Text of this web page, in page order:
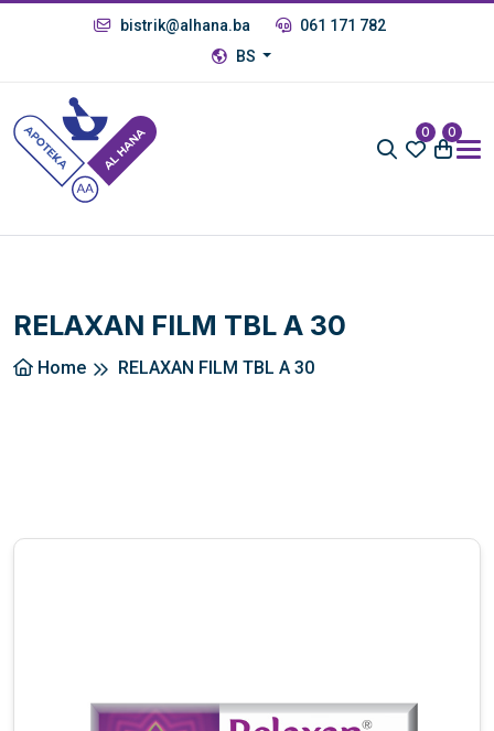
bistrik@alhana.ba
061 171 782
BS
0 0
RELAXAN FILM TBL A 30
Home RELAXAN FILM TBL A 30